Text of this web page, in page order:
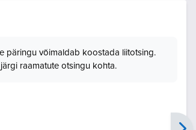
päringu võimaldab koostada liitotsing.
raamatute otsingu kohta.